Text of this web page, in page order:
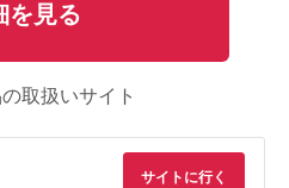
を見る
取扱いサイト
サイトに行く